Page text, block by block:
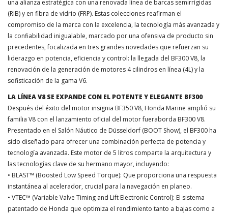
una alianza estratégica con una renovada línea de barcas semirrígidas
(RIB) y en fibra de vidrio (FRP). Estas colecciones reafirman el
compromiso de la marca con la excelencia, la tecnología más avanzada y
la confiabilidad inigualable, marcado por una ofensiva de producto sin
precedentes, focalizada en tres grandes novedades que refuerzan su
liderazgo en potencia, eficiencia y control: la llegada del BF300 V8, la
renovación de la generación de motores 4 cilindros en línea (4L) y la
sofisticación de la gama V6.
LA LÍNEA V8 SE EXPANDE CON EL POTENTE Y ELEGANTE BF300
Después del éxito del motor insignia BF350 V8, Honda Marine amplió su
familia V8 con el lanzamiento oficial del motor fueraborda BF300 V8.
Presentado en el Salón Náutico de Düsseldorf (BOOT Show), el BF300 ha
sido diseñado para ofrecer una combinación perfecta de potencia y
tecnología avanzada. Este motor de 5 litros comparte la arquitectura y
las tecnologías clave de su hermano mayor, incluyendo:
• BLAST™ (Boosted Low Speed Torque): Que proporciona una respuesta
instantánea al acelerador, crucial para la navegación en planeo.
• VTEC™ (Variable Valve Timing and Lift Electronic Control): El sistema
patentado de Honda que optimiza el rendimiento tanto a bajas como a